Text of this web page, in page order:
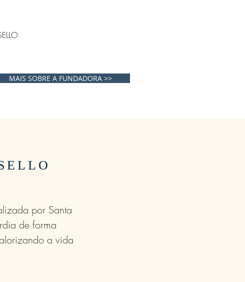
MAIS SOBRE A FUNDADORA >>
por Santa
de forma
a vida